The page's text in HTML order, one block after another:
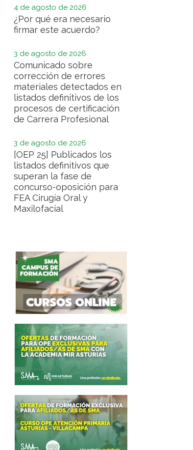
4 de agosto de 2026
¿Por qué era necesario
firmar este acuerdo?
3 de agosto de 2026
Comunicado sobre
corrección de errores
materiales detectados en
listados definitivos de los
procesos de certificación
de Carrera Profesional
3 de agosto de 2026
[OEP 25] Publicados los
listados definitivos que
superan la fase de
concurso-oposición para
FEA Cirugía Oral y
Maxilofacial